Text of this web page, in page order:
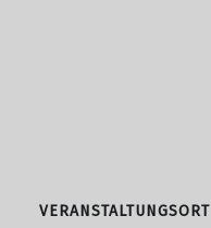
VERANSTALTUNGSORT